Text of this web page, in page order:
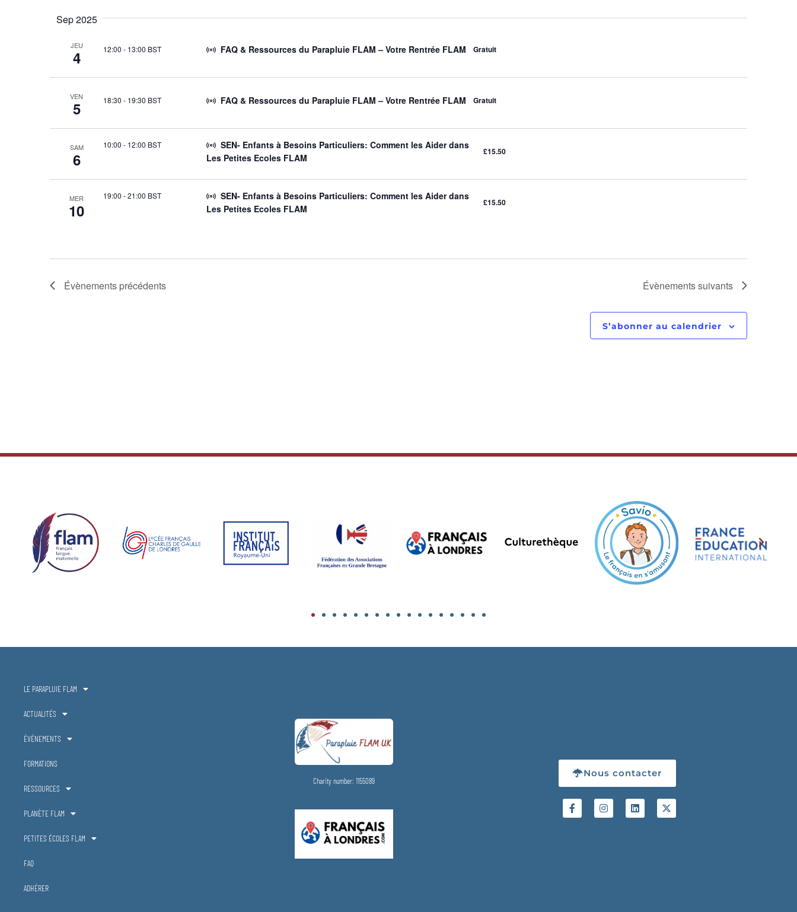
Sep 2025
JEU
4 12:00 - 13:00 BST FAQ & Ressources du Parapluie FLAM – Votre Rentrée FLAM Gratuit
VEN
5 18:30 - 19:30 BST FAQ & Ressources du Parapluie FLAM – Votre Rentrée FLAM Gratuit
SAM
6
10:00 - 12:00 BST
SEN- Enfants à Besoins Particuliers: Comment les Aider dans
Les Petites Ecoles FLAM
£15.50
MER
10
19:00 -21:00 BST
SEN- Enfants à Besoins Particuliers: Comment les Aider dans
Les Petites Ecoles FLAM
£15.50
Évènements précédents Évènementssuivants
S’abonner au calendrier
LE PARAPLUIE FLAM
ACTUALITÉS
ÉVÉNEMENTS
FORMATIONS
RESSOURCES
PLANÈTE FLAM
PETITES ÉCOLES FLAM
FAQ
ADHÉRER
Charity number: 1155089
Nous contacter